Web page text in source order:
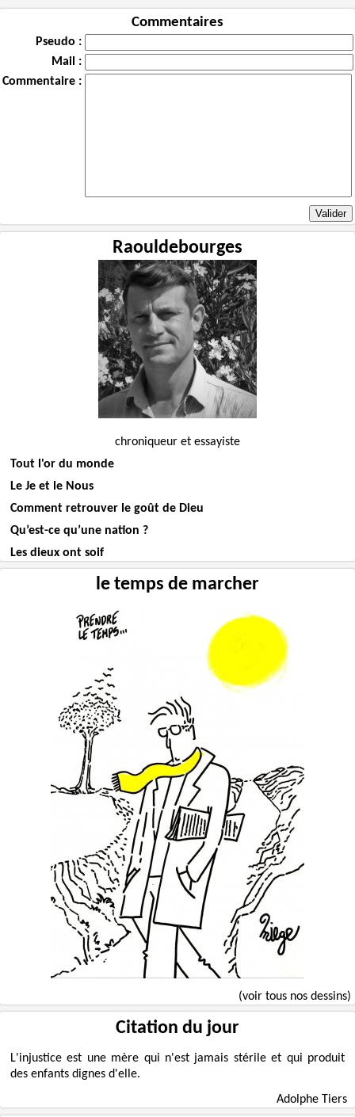
Commentaires
Pseudo :
Mail :
Commentaire :
Raouldebourges
chroniqueur et essayiste
Tout l'or du monde
Le Je et le Nous
Comment retrouver le goût de Dieu
Qu’est-ce qu’une nation ?
Les dieux ont soif
le temps de marcher
(voir tous nos dessins)
Citation du jour
L'injustice est une mère qui n'est jamais stérile et qui produit
des enfants dignes d'elle.
Adolphe Tiers